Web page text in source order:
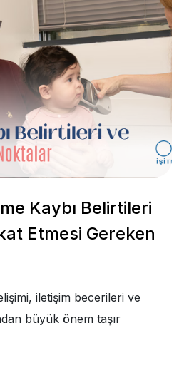
Kaybı Belirtileri
Etmesi Gereken
iletişim becerileri ve
büyük önem taşır